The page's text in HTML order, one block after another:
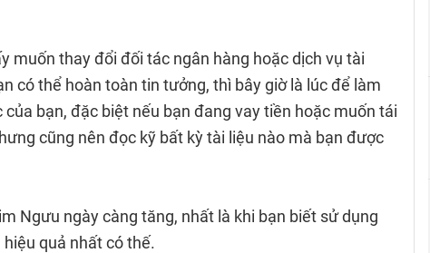
muốn thay đổi đối tác ngân hàng hoặc dịch vụ tài
có thể hoàn toàn tin tưởng, thì bây giờ là lúc để làm
bạn, đặc biệt nếu bạn đang vay tiền hoặc muốn tái
cũng nên đọc kỹ bất kỳ tài liệu nào mà bạn được
Ngưu ngày càng tăng, nhất là khi bạn biết sử dụng
quả nhất có thế.